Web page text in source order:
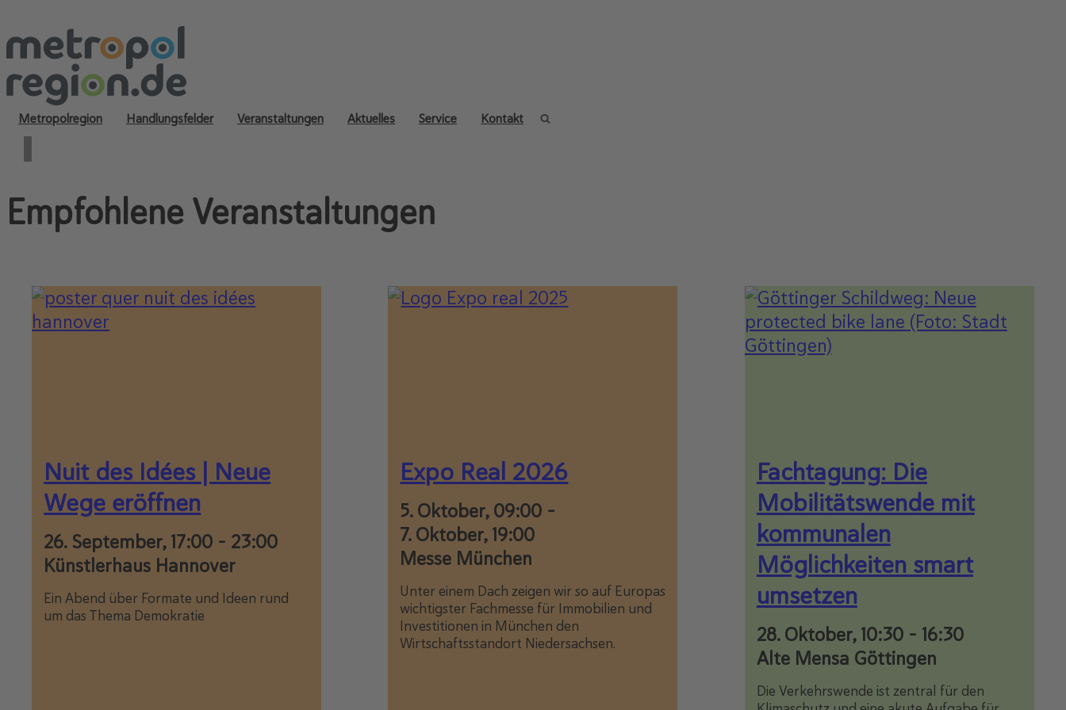
Metropolregion Handlungsfelder Veranstaltungen Aktuelles Service Kontakt
Empfohlene Veranstaltungen
Nuit des Idées | Neue
Wege eröffnen
Ein Abend über Formate und Ideen rund
um das Thema Demokratie
26. September, 17:00 - 23:00
Künstlerhaus Hannover
Expo Real 2026
Unter einem Dach zeigen wir so auf Europas
wichtigster Fachmesse für Immobilien und
Investitionen in München den
Wirtschaftsstandort Niedersachsen.
5. Oktober, 09:00 -
7. Oktober, 19:00
Messe München
Fachtagung: Die
Mobilitätswende mit
kommunalen
Möglichkeiten smart
umsetzen
Die Verkehrswende ist zentral für den
28. Oktober, 10:30- 16:30
Alte Mensa Göttingen